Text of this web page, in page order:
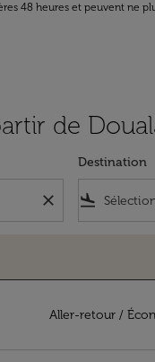
48 heures et peuvent ne
de
close
Destination
flight_land
Aller-retour /